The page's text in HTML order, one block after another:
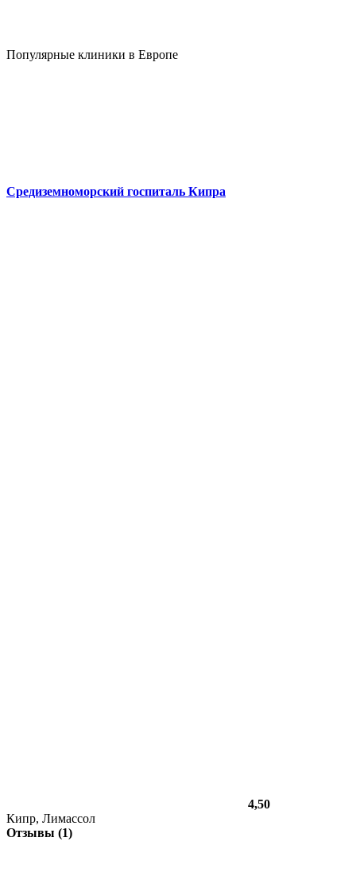
Популярные клиники в Европе
Средиземноморский госпиталь Кипра
4,50
Кипр, Лимассол
Отзывы (1)